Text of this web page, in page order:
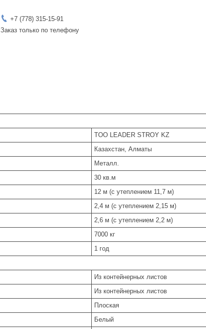
+7 (778) 315-15-91
Заказ только по телефону
TOO LEADER STROY KZ
Казахстан, Алматы
Металл.
30 кв.м
12 м (с утеплением 11,7 м)
2,4 м (с утеплением 2,15 м)
2,6 м (с утеплением 2,2 м)
7000 кг
1 год
Из контейнерных листов
Из контейнерных листов
Плоская
Белый